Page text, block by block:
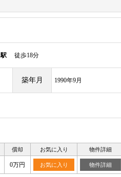
徒歩18分
築年月 1990年9月
償却 お気に入り 物件詳細
0万円 お気に入り 物件詳細